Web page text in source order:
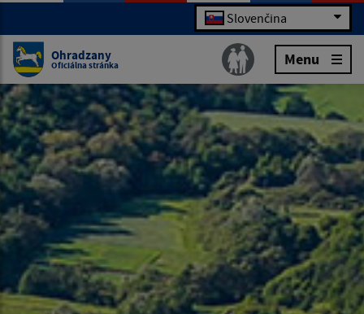
Slovenčina
Ohradzany
Oficiálna stránka Menu